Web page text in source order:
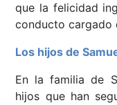
que la felicidad
conducto cargado
Los hijos de
En la familia de
hijos que han